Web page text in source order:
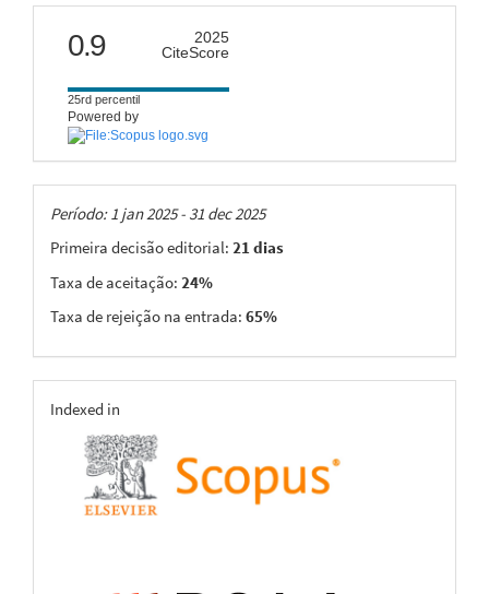
citescore
0.9
2025
CiteScore
25rd percentil
Powered by
Taxas
Período: 1 jan 2025 - 31 dec 2025
Primeira decisão editorial: 21 dias
Taxa de aceitação: 24%
Taxa de rejeição na entrada: 65%
indexing
Indexed in